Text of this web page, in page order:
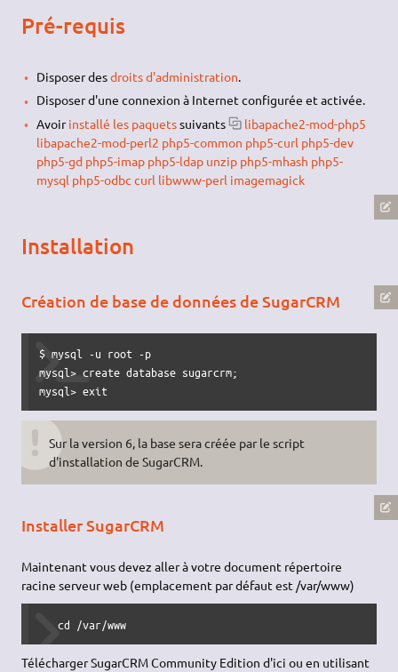
Pré-requis
Disposer desdroits d'administration.
Disposer d'une connexion à Internet configurée et activée.
Avoirinstallé les paquetssuivants
libapache2-mod-php5
libapache2-mod-perl2 php5-common php5-curl php5-dev
php5-gd php5-imap php5-ldap unzip php5-mhash php5-
mysql php5-odbc curl libwww-perl imagemagick
Installation
Création de base de données de SugarCRM
$ mysql -u root -p
mysql> create database sugarcrm;
mysql> exit
Sur la version 6, la base sera créée par le script
d'installation de SugarCRM.
Installer SugarCRM
Maintenant vous devez aller à votre document répertoire
racine serveur web (emplacement par défaut est /var/www)
   cd /var/www
Télécharger SugarCRM Community Edition d'ici ou en utilisant